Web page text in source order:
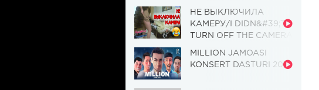
НЕ ВЫКЛЮЧИЛА
КАМЕРУ/I DIDN&#39;T
TURN OFF THE CAMERA
Чудовище] (Выпуск 110)
MILLION JAMOASI
KONSERT DASTURI 2019